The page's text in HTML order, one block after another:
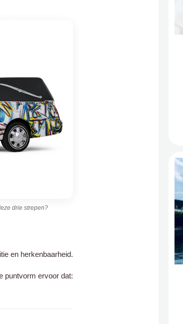
drie strepen?
en herkenbaarheid.
puntvorm ervoor dat: